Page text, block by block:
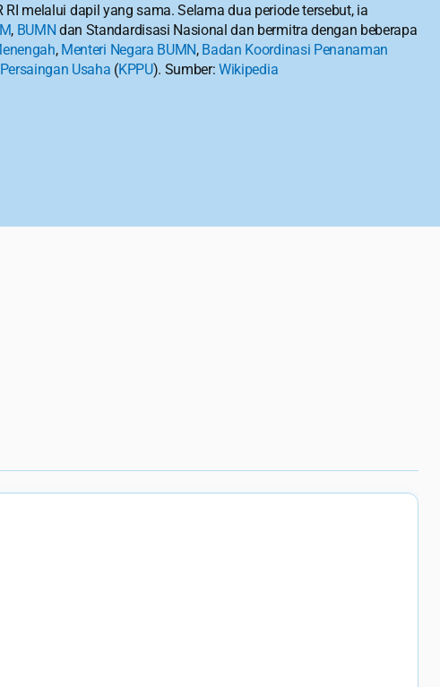
melalui dapil yang sama. Selama dua periode tersebut, ia
, BUMN dan Standardisasi Nasional dan bermitra dengan beberapa
, Menteri Negara BUMN, Badan Koordinasi Penanaman
Usaha (KPPU). Sumber: Wikipedia